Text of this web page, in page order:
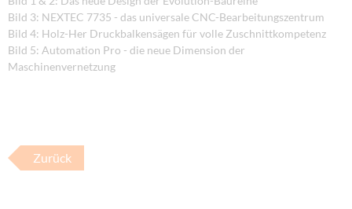
Bild 3: NEXTEC 7735 - das universale CNC-Bearbeitungszentrum
Bild 4: Holz-Her Druckbalkensägen für volle Zuschnittkompetenz
Bild 5: Automation Pro - die neue Dimension der
Maschinenvernetzung
Zurück